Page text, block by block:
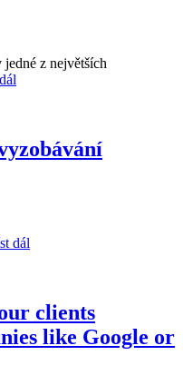
z největších
dál
clients
like Google or